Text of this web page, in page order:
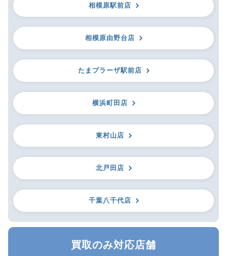
相模原駅前店
相模原由野台店
たまプラーザ駅前店
横浜町田店
東村山店
北戸田店
千葉八千代店
買取のみ対応店舗